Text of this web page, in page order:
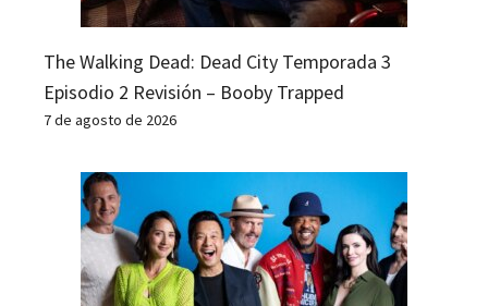
The Walking Dead: Dead City Temporada 3
Episodio 2 Revisión – Booby Trapped
7 de agosto de 2026